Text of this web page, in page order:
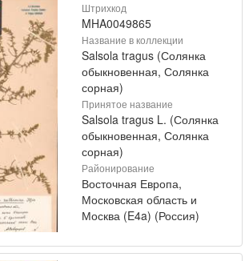
Штрихкод
MHA0049865
Название в коллекции
Salsola tragus (Солянка
обыкновенная, Солянка
сорная)
Принятое название
Salsola tragus L. (Солянка
обыкновенная, Солянка
сорная)
Районирование
Восточная Европа,
Московская область и
Москва (E4a) (Россия)